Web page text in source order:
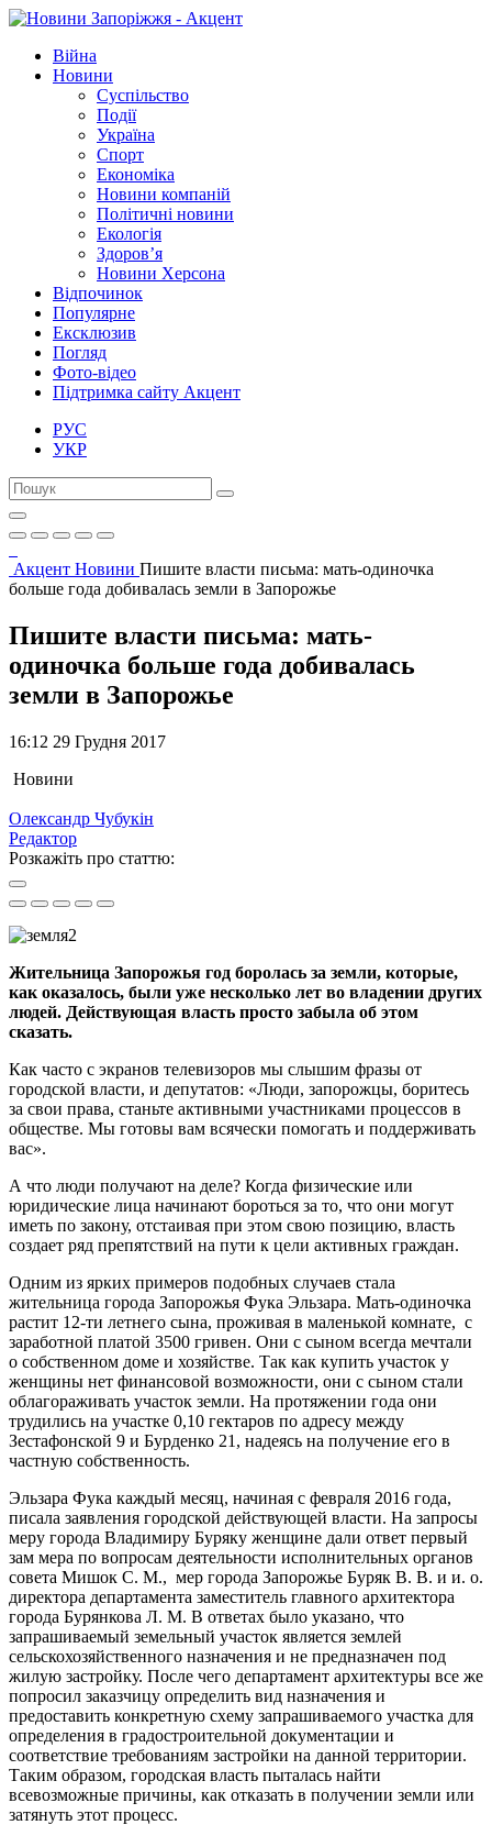
Війна
Новини
Суспільство
Події
Україна
Спорт
Економіка
Новини компаній
Політичні новини
Екологія
Здоров’я
Новини Херсона
Відпочинок
Популярне
Ексклюзив
Погляд
Фото-відео
Підтримка сайту Акцент
РУС
УКР
Акцент Новини Пишите власти письма: мать-одиночка
больше года добивалась земли в Запорожье
Пишите власти письма: мать-
одиночка больше года добивалась
земли в Запорожье
16:12 29 Грудня 2017
Новини
Олександр Чубукін
Редактор
Розкажіть про статтю:
Жительница Запорожья год боролась за земли, которые,
как оказалось, были уже несколько лет во владении других
людей. Действующая власть просто забыла об этом
сказать.
Как часто с экранов телевизоров мы слышим фразы от
городской власти, и депутатов: «Люди, запорожцы, боритесь
за свои права, станьте активными участниками процессов в
обществе. Мы готовы вам всячески помогать и поддерживать
вас».
А что люди получают на деле? Когда физические или
юридические лица начинают бороться за то, что они могут
иметь по закону, отстаивая при этом свою позицию, власть
создает ряд препятствий на пути к цели активных граждан.
Одним из ярких примеров подобных случаев стала
жительница города Запорожья Фука Эльзара. Мать-одиночка
растит 12-ти летнего сына, проживая в маленькой комнате, с
заработной платой 3500 гривен. Они с сыном всегда мечтали
о собственном доме и хозяйстве. Так как купить участок у
женщины нет финансовой возможности, они с сыном стали
облагораживать участок земли. На протяжении года они
трудились на участке 0,10 гектаров по адресу между
Зестафонской 9 и Бурденко 21, надеясь на получение его в
частную собственность.
Эльзара Фука каждый месяц, начиная с февраля 2016 года,
писала заявления городской действующей власти. На запросы
меру города Владимиру Буряку женщине дали ответ первый
зам мера по вопросам деятельности исполнительных органов
совета Мишок С. М., мер города Запорожье Буряк В. В. и и. о.
директора департамента заместитель главного архитектора
города Бурянкова Л. М. В ответах было указано, что
запрашиваемый земельный участок является землей
сельскохозяйственного назначения и не предназначен под
жилую застройку. После чего департамент архитектуры все же
попросил заказчицу определить вид назначения и
предоставить конкретную схему запрашиваемого участка для
определения в градостроительной документации и
соответствие требованиям застройки на данной территории.
Таким образом, городская власть пыталась найти
всевозможные причины, как отказать в получении земли или
затянуть этот процесс.